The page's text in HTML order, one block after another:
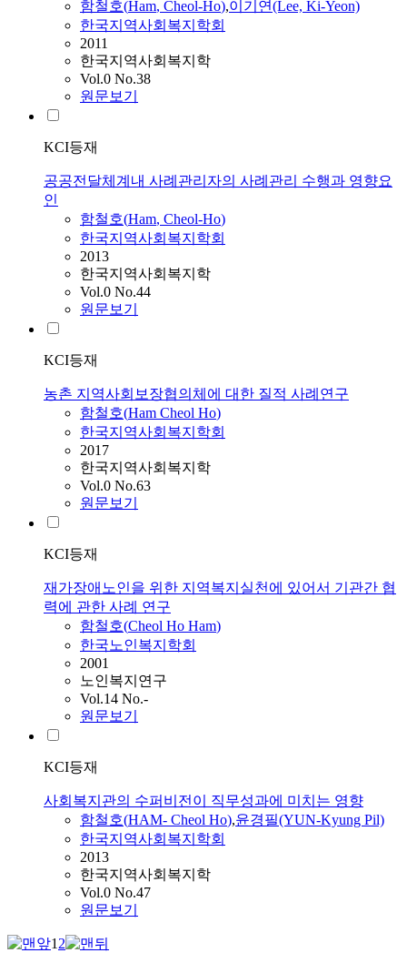
함철호(Ham, Cheol-Ho),이기연(Lee, Ki-Yeon)
한국지역사회복지학회
2011
한국지역사회복지학
Vol.0 No.38
원문보기
KCI등재
공공전달체계내 사례관리자의 사례관리 수행과 영향요
인
함철호(Ham, Cheol-Ho)
한국지역사회복지학회
2013
한국지역사회복지학
Vol.0 No.44
원문보기
KCI등재
농촌 지역사회보장협의체에 대한 질적 사례연구
함철호(Ham Cheol Ho)
한국지역사회복지학회
2017
한국지역사회복지학
Vol.0 No.63
원문보기
KCI등재
재가장애노인을 위한 지역복지실천에 있어서 기관간 협
력에 관한 사례 연구
함철호(Cheol Ho Ham)
한국노인복지학회
2001
노인복지연구
Vol.14 No.-
원문보기
KCI등재
사회복지관의 수퍼비전이 직무성과에 미치는 영향
함철호(HAM- Cheol Ho),윤경필(YUN-Kyung Pil)
한국지역사회복지학회
2013
한국지역사회복지학
Vol.0 No.47
원문보기
12